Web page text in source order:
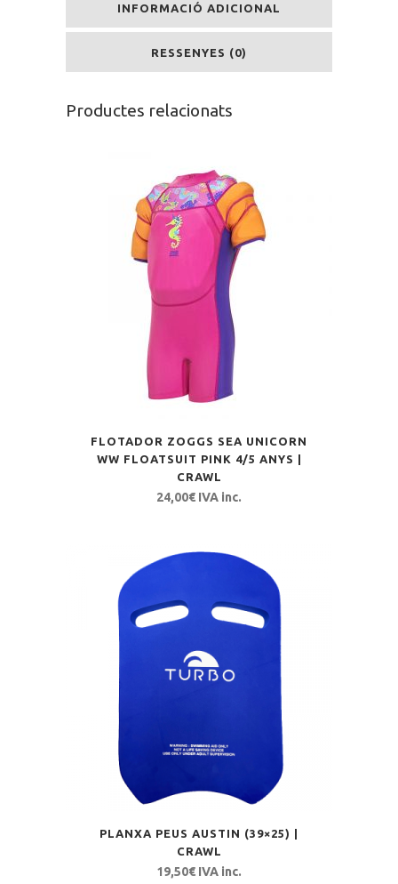
INFORMACIÓ ADICIONAL
RESSENYES (0)
Productes relacionats
FLOTADOR ZOGGS SEA UNICORN
WW FLOATSUIT PINK 4/5 ANYS |
CRAWL
24,00€ IVA inc.
PLANXA PEUS AUSTIN (39×25) |
CRAWL
19,50€ IVA inc.